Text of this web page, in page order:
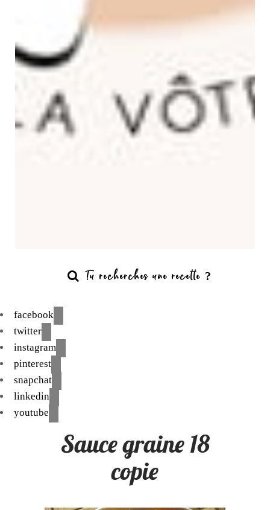
facebook
twitter
instagram
pinterest
snapchat
linkedin
youtube
Sauce graine 18
copie